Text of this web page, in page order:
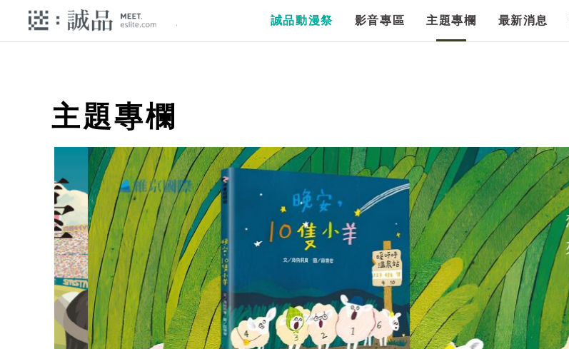
誠品動漫祭 影音專區 主題專欄 最新消息
主題專欄